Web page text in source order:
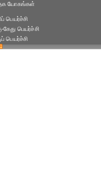
யோகங்கள்
பெயர்ச்சி
கேது பெயர்ச்சி
பெயர்ச்சி